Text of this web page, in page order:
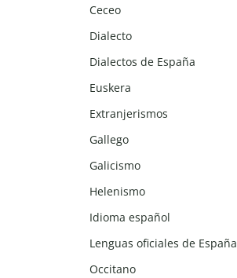
Ceceo
Dialecto
Dialectos de España
Euskera
Extranjerismos
Gallego
Galicismo
Helenismo
Idioma español
Lenguas oficiales de España
Occitano